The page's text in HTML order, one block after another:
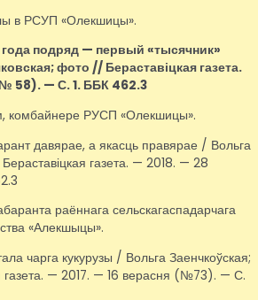
в РСУП «Олекшицы».
подряд — первый «тысячник»
фото // Бераставіцкая газета.
58). — С. 1. ББК 462.3
комбайнере РУСП «Олекшицы».
давярае, а якасць правярае / Вольга
газета. — 2018. — 28
раённага сельскагаспадарчага
«Алекшыцы».
чарга кукурузы / Вольга Заенчкоўская;
газета. — 2017. — 16 верасня (№73). — С.